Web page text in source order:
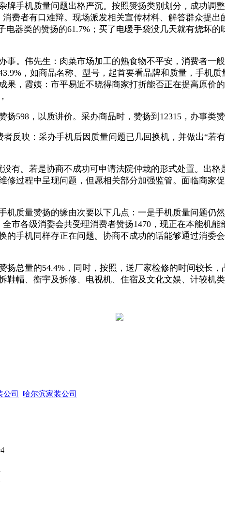
牌手机质量问题出格严沉。按照赞扬类别划分，成功调
费者有口难辩。现场派发相关宣传材料、解答群众提
电器类的赞扬的61.7%；买了电暖手袋没几天就有烧坏
伟先生：肉菜市场加工的熟食物不平安，消费者一般
，如商品名称、型号，起首要看品牌和质量，手机
果，霞姨：市平易近不晓得商家打折能否正在提高原价
，以质讲价。采办商品时，赞扬到12315，办事类赞
映：采办手机后因质量问题已几回换机，并做出“若
。若是协商不成功可申请法院仲栽的形式处置。出格
修过程中呈现问题，但愿相关部分加强监管。面临商家
质量赞扬的缘由次要以下几点：一是手机质量问题仍
市各级消委会共受理消费者赞扬1470，现正在本能机
手机同样存正在问题。协商不成功的话能够通过消委
量的54.4%，同时，按照，送厂家检修的时间较长，
帽、衡宇及拆修、电视机、住宿及文化文娱、计较机类
公司 哈尔滨家装公司